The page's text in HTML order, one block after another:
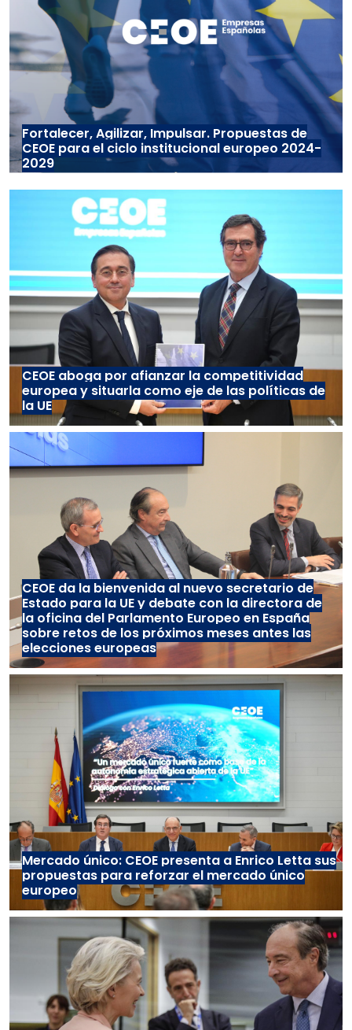
Fortalecer, Agilizar, Impulsar. Propuestas de
CEOE para el ciclo institucional europeo 2024-
2029
CEOE aboga por afianzar la competitividad
europea y situarla como eje de las políticas de
la UE
CEOE da la bienvenida al nuevo secretario de
Estado para la UE y debate con la directora de
la oficina del Parlamento Europeo en España
sobre retos de los próximos meses antes las
elecciones europeas
Mercado único: CEOE presenta a Enrico Letta sus
propuestas para reforzar el mercado único
europeo